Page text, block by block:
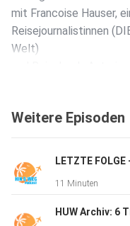
mit Francoise Hauser,
Reisejournalistinnen
Welt)
und Reisebuch-
Weitere Episoden
11 Minuten